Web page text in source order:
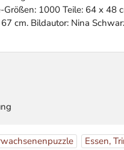
Größen: 1000 Teile: 64 x 48
cm. Bildautor: Nina
Essen,